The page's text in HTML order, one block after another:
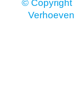
© Copyright